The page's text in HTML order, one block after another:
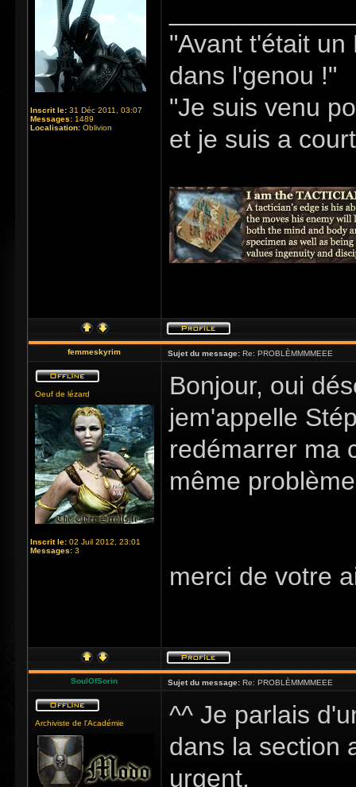
Inscrit le: 31 Déc 2011, 03:07
Messages: 1489
Localisation: Oblivion
"Avant t'était
dans l'genou !"
"Je suis venu
et je suis a
femmeskyrim Sujet du message: Re: PROBLÈMMMMEEE
Oeuf de lézard
Inscrit le: 02 Juil 2012, 23:01
Messages: 3
Bonjour, oui
jem'appelle
redémarrer ma
même
merci de votre
SoulOfSorin Sujet du message: Re: PROBLÈMMMMEEE
Archiviste de l'Académie
^^ Je parlais
dans la section
urgent.